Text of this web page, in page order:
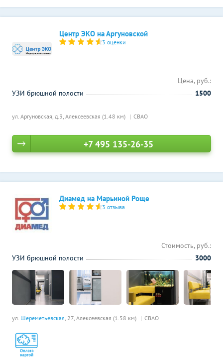
Центр ЭКО на Аргуновской
3 оценки
ул. Аргуновская, д.3, Алексеевская (1.48 км) СВАО
Цена, руб.:
УЗИ брюшной полости
1500
+7 495 135-26-35
Диамед на Марьиной Роще
3 отзыва
ул. Шереметьевская, 27, Алексеевская (1.58 км) СВАО
Стоимость, руб.:
УЗИ брюшной полости
3000